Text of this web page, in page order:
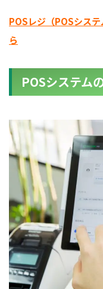
POSレジ（POSシス
ら
POSシステム